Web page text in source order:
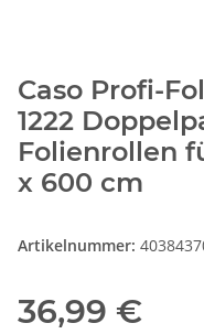
Caso Profi-
1222
Folienrollen
x 600 cm
Artikelnummer:
36,99 €